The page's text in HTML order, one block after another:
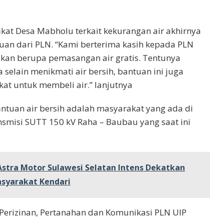
Desa Mabholu terkait kekurangan air akhirnya
dari PLN. “Kami berterima kasih kepada PLN
berupa pemasangan air gratis. Tentunya
selain menikmati air bersih, bantuan ini juga
untuk membeli air.” lanjutnya
air bersih adalah masyarakat yang ada di
SUTT 150 kV Raha – Baubau yang saat ini
Motor Sulawesi Selatan Intens Dekatkan
Kendari
Pertanahan dan Komunikasi PLN UIP